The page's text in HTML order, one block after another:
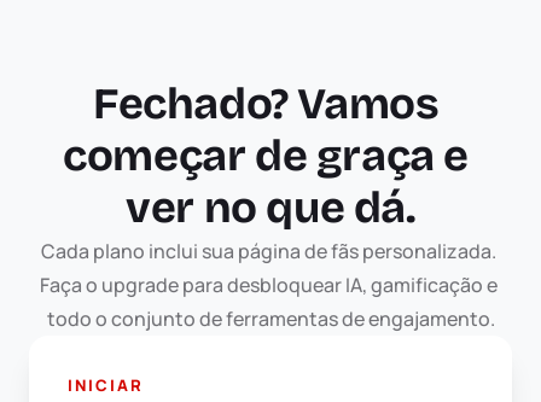
Fechado? Vamos
começar de graça e
ver no que dá.
Cada plano inclui sua página de fãs personalizada.
Faça o upgrade para desbloquear IA, gamificação e
todo o conjunto de ferramentas de engajamento.
INICIAR